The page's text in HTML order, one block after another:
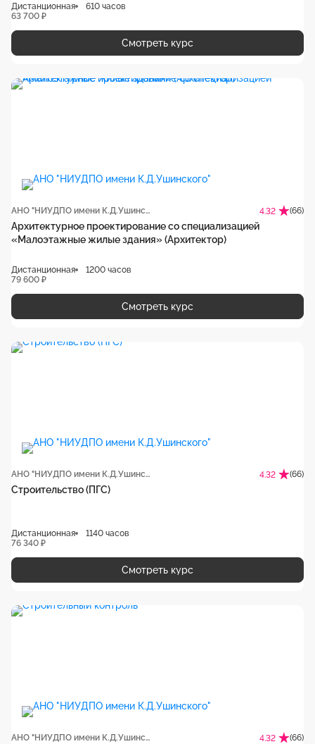
Дистанционная
610 часов
63 700 ₽
Смотреть курс
АНО "НИУДПО имени К.Д.Ушинского" 4.32 (66)
Архитектурное проектирование со специализацией
«Малоэтажные жилые здания» (Архитектор)
Дистанционная
1200 часов
79 600 ₽
Смотреть курс
АНО "НИУДПО имени К.Д.Ушинского" 4.32 (66)
Строительство (ПГС)
Дистанционная
1140 часов
76 340 ₽
Смотреть курс
АНО "НИУДПО имени К.Д.Ушинского" 4.32 (66)